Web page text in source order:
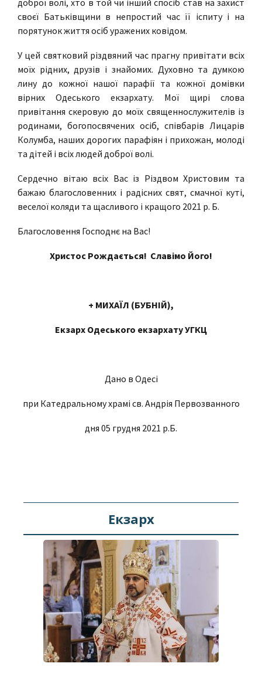
доброї волі, хто в той чи інший спосіб став на захист
своєї Батьківщини в непростий час її іспиту і на
порятунок життя осіб уражених ковідом.
У цей святковий різдвяний час прагну привітати всіх
моїх рідних, друзів і знайомих. Духовно та думкою
лину до кожної нашої парафії та кожної домівки
вірних Одеського екзархату. Мої щирі слова
привітання скеровую до моїх священнослужителів із
родинами, богопосвячених осіб, співбарів Лицарів
Колумба, наших дорогих парафіян і прихожан, молоді
та дітей і всіх людей доброї волі.
Сердечно вітаю всіх Вас із Різдвом Христовим та
бажаю благословенних і радісних свят, смачної куті,
веселої коляди та щасливого і кращого 2021 р. Б.
Благословення Господнє на Вас!
Христос Рождається! Славімо Його!
+ МИХАЇЛ (БУБНІЙ),
Екзарх Одеського екзархату УГКЦ
Дано в Одесі
при Катедральному храмі св. Андрія Первозванного
дня 05 грудня 2021 р.Б.
Екзарх